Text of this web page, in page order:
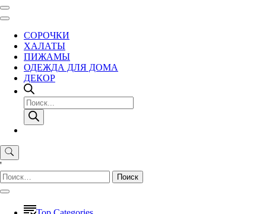
СОРОЧКИ
ХАЛАТЫ
ПИЖАМЫ
ОДЕЖДА ДЛЯ ДОМА
ДЕКОР
Поиск
товаров
'
Найти: